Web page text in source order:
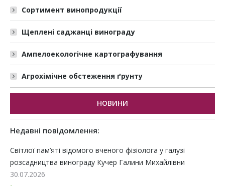
Сортимент винопродукції
Щеплені саджанці винограду
Ампелоекологічне картографування
Агрохімічне обстеження ґрунту
НОВИНИ
Недавні повідомлення:
Світлої пам’яті відомого вченого фізіолога у галузі
розсадництва винограду Кучер Галини Михайлівни
30.07.2026